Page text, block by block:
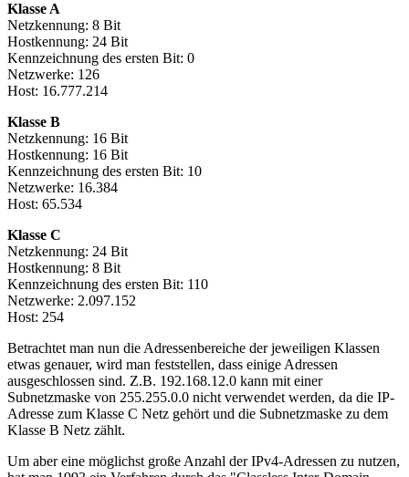
Klasse A
Netzkennung: 8 Bit
Hostkennung: 24 Bit
Kennzeichnung des ersten Bit: 0
Netzwerke: 126
Host: 16.777.214
Klasse B
Netzkennung: 16 Bit
Hostkennung: 16 Bit
Kennzeichnung des ersten Bit: 10
Netzwerke: 16.384
Host: 65.534
Klasse C
Netzkennung: 24 Bit
Hostkennung: 8 Bit
Kennzeichnung des ersten Bit: 110
Netzwerke: 2.097.152
Host: 254
Betrachtet man nun die Adressenbereiche der jeweiligen Klassen
etwas genauer, wird man feststellen, dass einige Adressen
ausgeschlossen sind. Z.B. 192.168.12.0 kann mit einer
Subnetzmaske von 255.255.0.0 nicht verwendet werden, da die IP-
Adresse zum Klasse C Netz gehört und die Subnetzmaske zu dem
Klasse B Netz zählt.
Um aber eine möglichst große Anzahl der IPv4-Adressen zu nutzen,